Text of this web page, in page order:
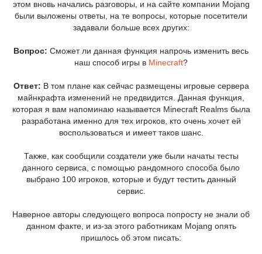
этом вновь начались разговоры, и на сайте компании Mojang
были выложены ответы, на те вопросы, которые посетители
задавали больше всех других:
Вопрос: Сможет ли данная функция напрочь изменить весь
наш способ игры в Minecraft?
Ответ: В том плане как сейчас размещены игровые сервера
майнкрафта изменений не предвидится. Данная функция,
которая я вам напоминаю называется Minecraft Realms была
разработана именно для тех игроков, кто очень хочет ей
воспользоваться и имеет таков шанс.
Также, как сообщили создатели уже были начаты тесты
данного сервиса, с помощью рандомного способа было
выбрано 100 игроков, которые и будут тестить данный
сервис.
Наверное авторы следующего вопроса попросту не знали об
данном факте, и из-за этого работникам Mojang опять
пришлось об этом писать: